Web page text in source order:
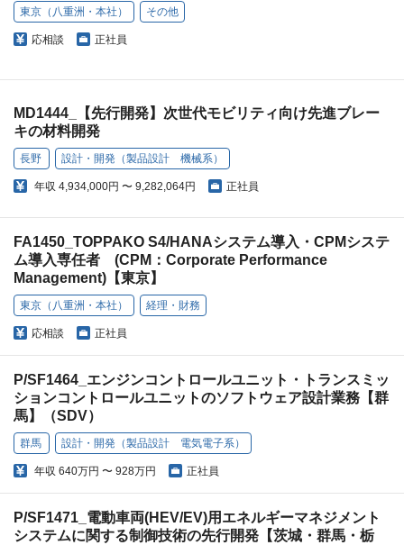
東京（八重洲・本社） その他
応相談 正社員
MD1444_【先行開発】次世代モビリティ向け先進ブレー
キの材料開発
長野 設計・開発（製品設計 機械系）
年収 4,934,000円 〜 9,282,064円 正社員
FA1450_TOPPAKO S4/HANAシステム導入・CPMシステ
ム導入専任者 (CPM：Corporate Performance
Management)【東京】
東京（八重洲・本社） 経理・財務
応相談 正社員
P/SF1464_エンジンコントロールユニット・トランスミッ
ションコントロールユニットのソフトウェア設計業務【群
馬】（SDV）
群馬 設計・開発（製品設計 電気電子系）
年収 640万円 〜 928万円 正社員
P/SF1471_電動車両(HEV/EV)用エネルギーマネジメント
システムに関する制御技術の先行開発【茨城・群馬・栃